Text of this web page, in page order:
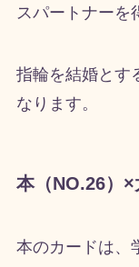
スパートナーを
指輪を結婚とす
なります。
本（NO.26）×
本のカードは、